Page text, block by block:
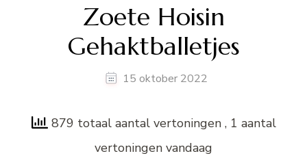
Zoete Hoisin
Gehaktballetjes
15 oktober 2022
879 totaal aantal vertoningen , 1 aantal
vertoningen vandaag